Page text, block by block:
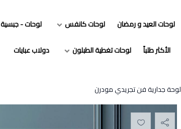
لوحات العيد و رمضان لوحات كانفس لوحات - جبسية
الأكثر طلباً لوحات تغطية الطبلون دولاب عبايات
لوحة جدارية فن تجريدي مودرن